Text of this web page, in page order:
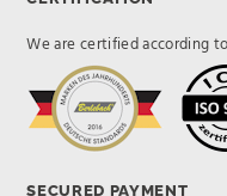
We are certified according to
SECURED PAYMENT